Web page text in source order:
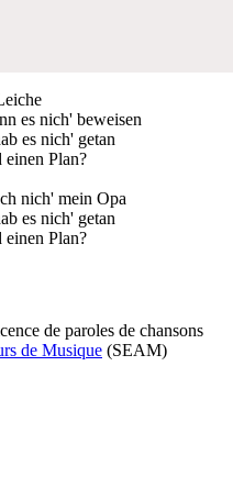
es nich' beweisen
es nich' getan
einen Plan?
nich' mein Opa
es nich' getan
einen Plan?
de paroles de chansons
de Musique (SEAM)